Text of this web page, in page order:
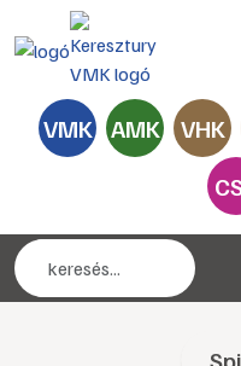
VMK AMK VHK